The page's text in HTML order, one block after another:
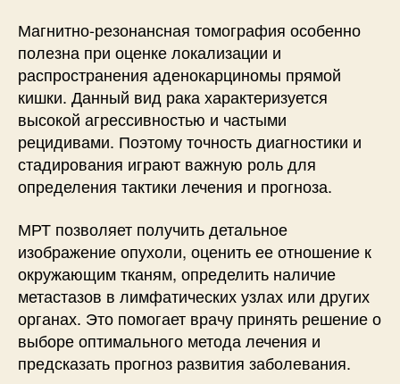
Магнитно-резонансная томография особенно
полезна при оценке локализации и
распространения аденокарциномы прямой
кишки. Данный вид рака характеризуется
высокой агрессивностью и частыми
рецидивами. Поэтому точность диагностики и
стадирования играют важную роль для
определения тактики лечения и прогноза.
МРТ позволяет получить детальное
изображение опухоли, оценить ее отношение к
окружающим тканям, определить наличие
метастазов в лимфатических узлах или других
органах. Это помогает врачу принять решение о
выборе оптимального метода лечения и
предсказать прогноз развития заболевания.